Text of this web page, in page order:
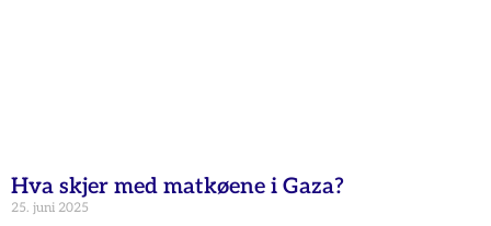
Hva skjer med matkøene i Gaza?
25. juni 2025